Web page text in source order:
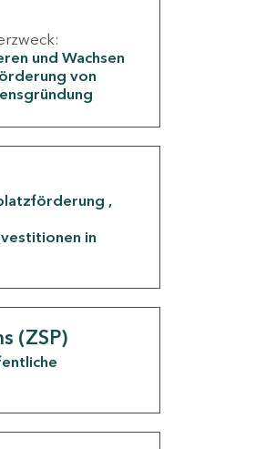
und Wachsen
von
in
(ZSP)